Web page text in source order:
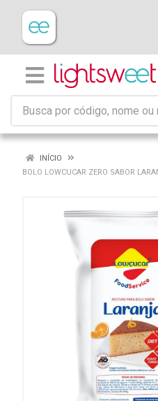
INÍCIO
BOLO LOWCUCAR ZERO SABOR